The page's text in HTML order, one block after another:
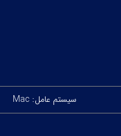
سیستم عامل: Mac